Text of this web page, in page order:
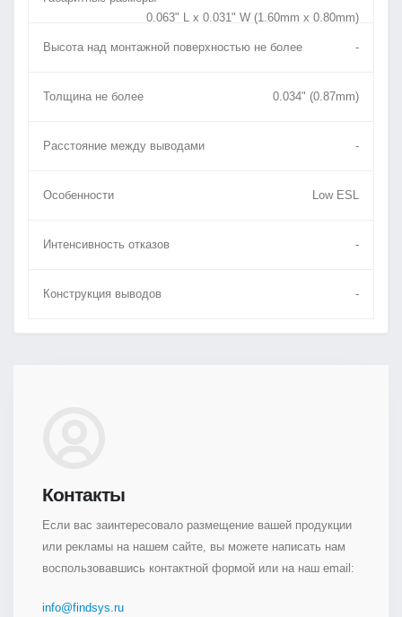
0.063" L x 0.031" W (1.60mm x 0.80mm)
Высота над монтажной поверхностью не более -
Толщина не более 0.034" (0.87mm)
Расстояние между выводами -
Особенности Low ESL
Интенсивность отказов -
Конструкция выводов -
Контакты
Если вас заинтересовало размещение вашей продукции
или рекламы на нашем сайте, вы можете написать нам
воспользовавшись контактной формой или на наш email:
info@findsys.ru